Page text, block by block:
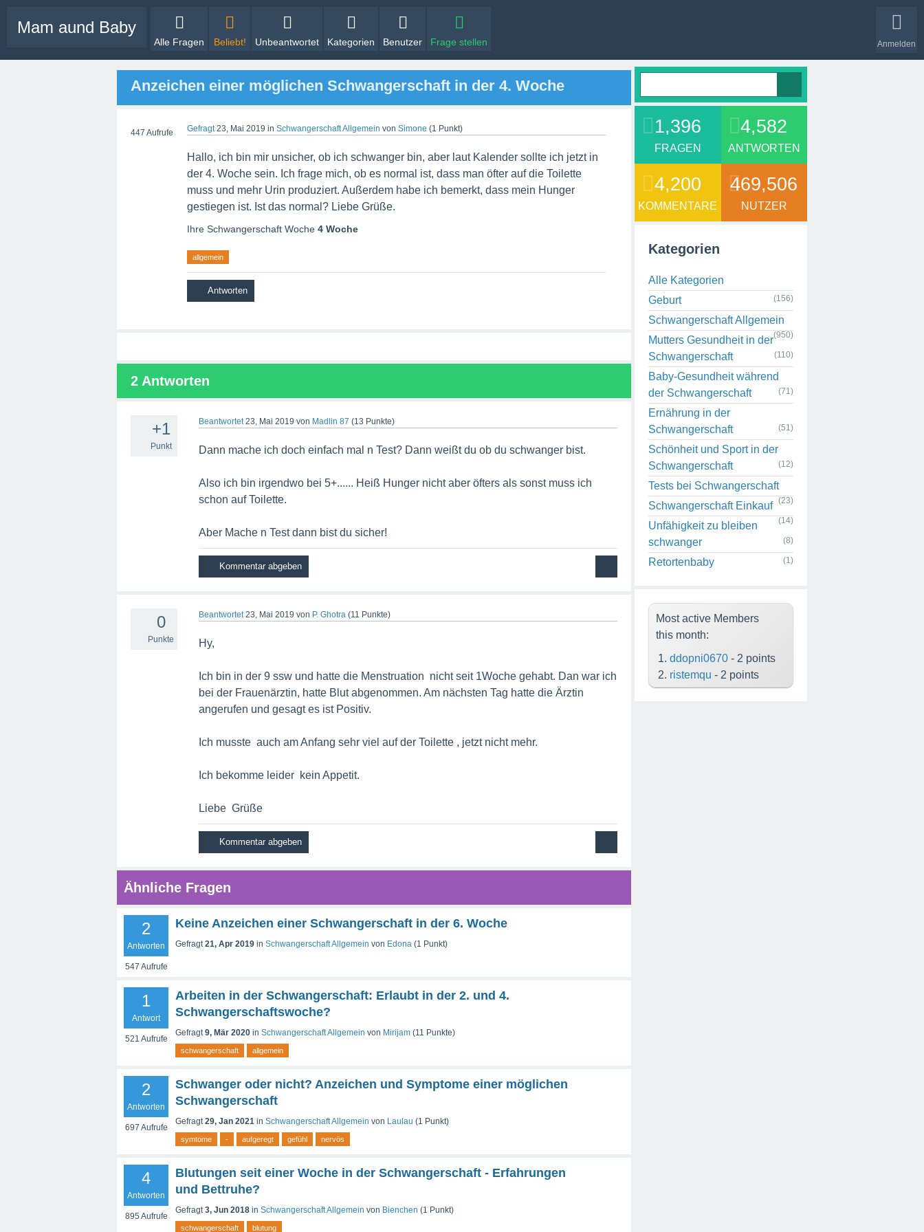
Anmelden
Mam aund Baby
Alle Fragen Beliebt! Unbeantwortet Kategorien Benutzer Frage stellen
Anzeichen einer möglichen Schwangerschaft in der 4. Woche
447 Aufrufe Gefragt 23, Mai 2019 in Schwangerschaft Allgemein von Simone (1 Punkt)
Hallo, ich bin mir unsicher, ob ich schwanger bin, aber laut Kalender sollte ich jetzt in
der 4. Woche sein. Ich frage mich, ob es normal ist, dass man öfter auf die Toilette
muss und mehr Urin produziert. Außerdem habe ich bemerkt, dass mein Hunger
gestiegen ist. Ist das normal? Liebe Grüße.
Ihre Schwangerschaft Woche 4 Woche
allgemein
2 Antworten
+1
Punkt
Beantwortet 23, Mai 2019 von Madlin 87 (13 Punkte)
Dann mache ich doch einfach mal n Test? Dann weißt du ob du schwanger bist.
Also ich bin irgendwo bei 5+...... Heiß Hunger nicht aber öfters als sonst muss ich
schon auf Toilette.
Aber Mache n Test dann bist du sicher!
0
Punkte
Beantwortet 23, Mai 2019 von P. Ghotra (11 Punkte)
Hy,
Ich bin in der 9 ssw und hatte die Menstruation nicht seit 1Woche gehabt. Dan war ich
bei der Frauenärztin, hatte Blut abgenommen. Am nächsten Tag hatte die Ärztin
angerufen und gesagt es ist Positiv.
Ich musste auch am Anfang sehr viel auf der Toilette , jetzt nicht mehr.
Ich bekomme leider kein Appetit.
Liebe Grüße
Ähnliche Fragen
2
Antworten
547 Aufrufe
Keine Anzeichen einer Schwangerschaft in der 6. Woche
Gefragt 21, Apr 2019 in Schwangerschaft Allgemein von Edona (1 Punkt)
1
Antwort
521 Aufrufe
Arbeiten in der Schwangerschaft: Erlaubt in der 2. und 4.
Schwangerschaftswoche?
Gefragt 9, Mär 2020 in Schwangerschaft Allgemein von Mirijam (11 Punkte)
schwangerschaft allgemein
2
Antworten
697 Aufrufe
Schwanger oder nicht? Anzeichen und Symptome einer möglichen
Schwangerschaft
Gefragt 29, Jan 2021 in Schwangerschaft Allgemein von Laulau (1 Punkt)
symtome - aufgeregt gefühl nervös
4
Antworten
895 Aufrufe
Blutungen seit einer Woche in der Schwangerschaft - Erfahrungen
und Bettruhe?
Gefragt 3, Jun 2018 in Schwangerschaft Allgemein von Bienchen (1 Punkt)
schwangerschaft blutung
1,396
FRAGEN
4,582
ANTWORTEN
4,200
KOMMENTARE
469,506
NUTZER
Kategorien
Alle Kategorien
Geburt
(156)
Schwangerschaft Allgemein
(950)
Mutters Gesundheit in der
Schwangerschaft
(110)
Baby-Gesundheit während
der Schwangerschaft
(71)
Ernährung in der
Schwangerschaft
(51)
Schönheit und Sport in der
Schwangerschaft
(12)
Tests bei Schwangerschaft
(23)
Schwangerschaft Einkauf
(14)
Unfähigkeit zu bleiben
schwanger
(8)
Retortenbaby (1)
Most active Members
this month:
ddopni0670 - 2 points
ristemqu - 2 points